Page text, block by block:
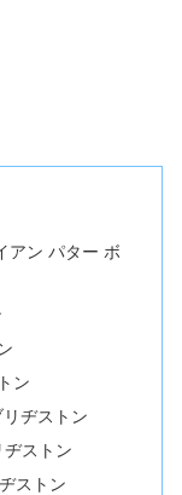
アン パター ボ
ン
ヂストン
ヂストン
ストン